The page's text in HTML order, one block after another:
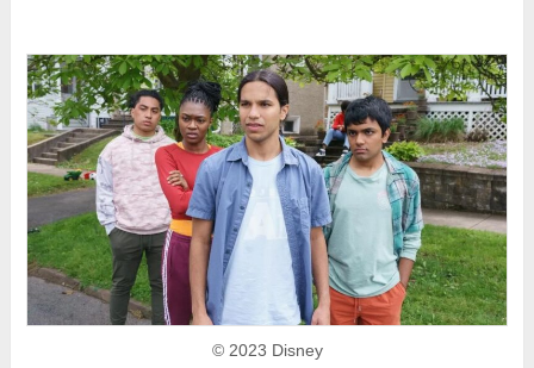
© 2023 Disney